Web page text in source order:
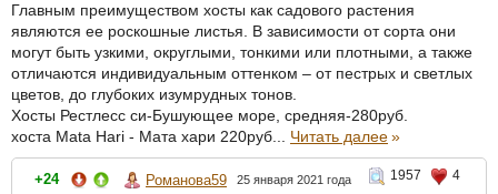
Главным преимуществом хосты как садового растения
являются ее роскошные листья. В зависимости от сорта они
могут быть узкими, округлыми, тонкими или плотными, а также
отличаются индивидуальным оттенком – от пестрых и светлых
цветов, до глубоких изумрудных тонов.
Хосты Рестлесс си-Бушующее море, средняя-280руб.
хоста Mata Hari - Мата хари 220руб... Читать далее»
+24 Романова59 25 января 2021 года 1957
4